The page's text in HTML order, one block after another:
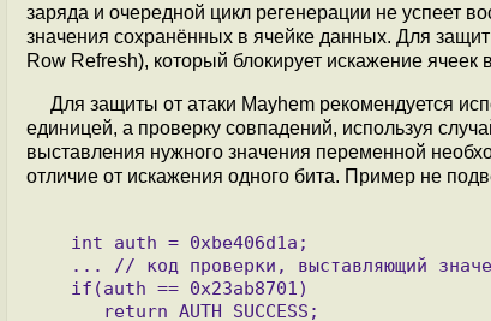
заряда и очередной цикл регенерации не успеет
значения сохранённых в ячейке данных. Для
Row Refresh), который блокирует искажение
Для защиты от атаки Mayhem рекомендуется
единицей, а проверку совпадений, используя
выставления нужного значения переменной
отличие от искажения одного бита. Пример не